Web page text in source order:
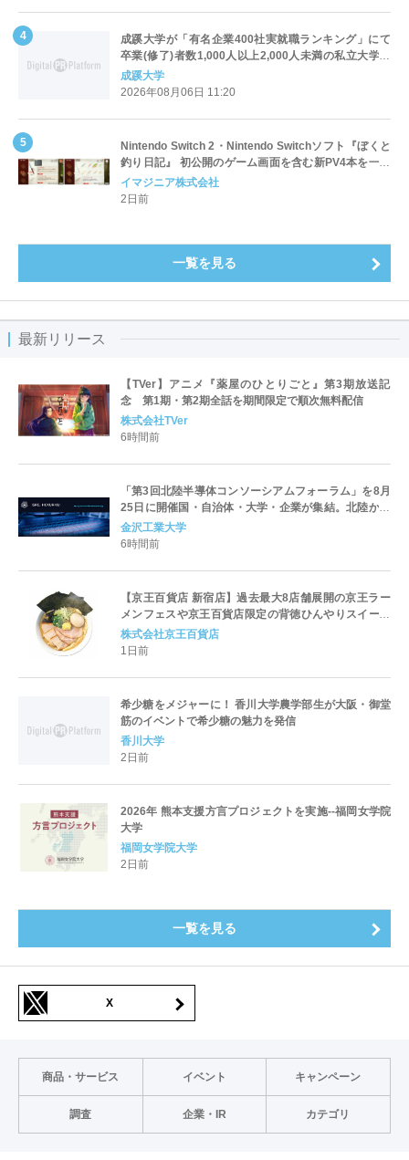
成蹊大学が「有名企業400社実就職ランキング」にて
卒業(修了)者数1,000人以上2,000人未満の私立大学で
全国第1位を獲得！～実就職率は26.5%（前年比＋
4.3pt）に伸長、東京の私立大学でも10位にランクイン
成蹊大学
2026年08月06日 11:20
Nintendo Switch 2・Nintendo Switchソフト『ぼくと
釣り日記』 初公開のゲーム画面を含む新PV4本を一挙
公開！
イマジニア株式会社
2日前
一覧を見る
最新リリース
【TVer】アニメ『薬屋のひとりごと』第3期放送記
念 第1期・第2期全話を期間限定で順次無料配信
株式会社TVer
6時間前
「第3回北陸半導体コンソーシアムフォーラム」を8月
25日に開催国・自治体・大学・企業が集結。北陸から
世界に向けた半導体産業の発展とエコシステム形成を
議論
金沢工業大学
6時間前
【京王百貨店 新宿店】過去最大8店舗展開の京王ラー
メンフェスや京王百貨店限定の背徳ひんやりスイーツ
など、実演グルメが充実 過去最長21日間、計90店舗
出店の 「大北海道展」
株式会社京王百貨店
1日前
希少糖をメジャーに！ 香川大学農学部生が大阪・御堂
筋のイベントで希少糖の魅力を発信
香川大学
2日前
2026年 熊本支援方言プロジェクトを実施--福岡女学院
大学
福岡女学院大学
2日前
一覧を見る
X
商品・サービス イベント キャンペーン
調査 企業・IR カテゴリ